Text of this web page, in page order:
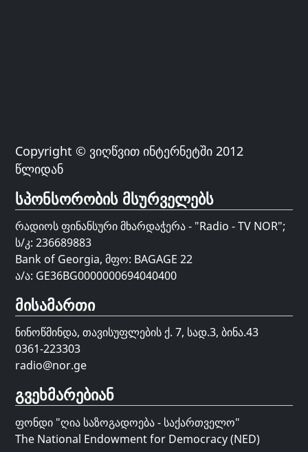
Copyright © ვიღწვით ინტერნეტში 2012
წლიდან
სპონსორობის მსურველებს
რადიოს ფინანსური მხარდაჭერა - "Radio - TV NOR";
ს/კ: 236689883
Bank of Georgia, მფო: BAGAGE 22
ა/ა: GE36BG0000000694040400
მისამართი
ნინოწმინდა, თავისუფლების ქ. 7, სად.3, ბინა.43
0361-223303
radio@nor.ge
გვეხმარებიან
ფონდი "ღია საზოგადოება - საქართველო"
The National Endowment for Democracy (NED)